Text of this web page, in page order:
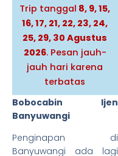
Trip tanggal 8, 9, 15,
16, 17, 21, 22, 23, 24,
25, 29, 30 Agustus
2026. Pesan jauh-
jauh hari karena
terbatas
Bobocabin Ijen
Banyuwangi
Penginapan di
Banyuwangi ada lagi